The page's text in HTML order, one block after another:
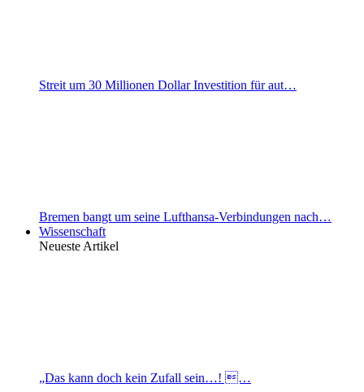
Streit um 30 Millionen Dollar Investition für aut…
Bremen bangt um seine Lufthansa-Verbindungen nach…
Wissenschaft
Neueste Artikel
„Das kann doch kein Zufall sein…! …